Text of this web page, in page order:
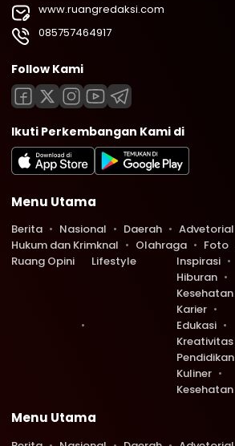
www.ruangredaksi.com
085757464917
Follow Kami
Ikuti Perkembangan Kami di
Menu Utama
Berita Nasional Daerah
Advetorial
Hukum dan Krimknal
Olahraga Foto
Ruang Opini
Lifestyle
Inspirasi
Hiburan
Kesehatan
Karier
Edukasi
Kreativitas
Pendidikan
Kuliner
Kesehatan
Menu Utama